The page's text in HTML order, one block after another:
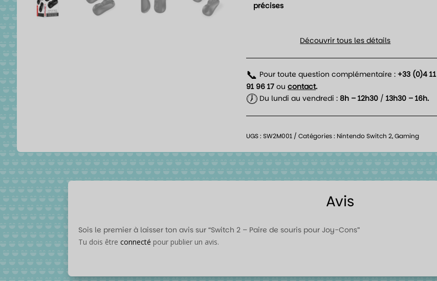
précises
Découvrir tous les détails
📞 Pour toute question complémentaire :+33 (0)4 11
91 96 17 oucontact.
🕖 Du lundi au vendredi : 8h – 12h30 /13h30 – 16h.
UGS :SW2M001 Catégories : Nintendo Switch 2,Gaming
Avis
Sois le premier à laisser ton avis sur “Switch 2 – Paire de souris pour Joy-Cons”
Tu dois être connecté pour publier un avis.